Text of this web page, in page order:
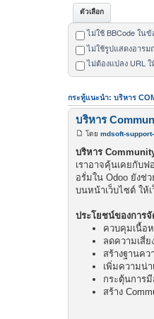
ตัวเลือก
ไม่ใช้ BBCode ใน
ไม่ใช้รูปแสดงอาร
ไม่ต้องแปลง URL ใ
กระทู้แนะนำ: บริหาร
บริหาร
พ
ส
ต์
โดย mdsoft-
บริหาร
เราอาจคุ้นเคยกับ
อรั่มใน Odoo ยังช่
บนหน้าเว็บไซต์ ให้
ประโยชน์ของการ
ควบคุมเนื้อ
ลดความเสี่
สร้างฐานคว
เพิ่มความน่
กระตุ้นการ
สร้าง